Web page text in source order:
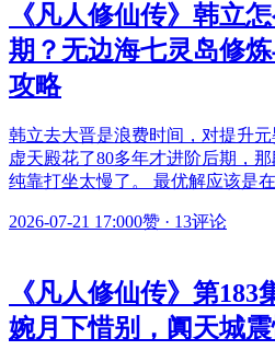
《凡人修仙传》韩立
期？无边海七灵岛修
攻略
韩立去大晋是浪费时间，对提升
虚天殿花了80多年才进阶后期，
纯靠打坐太慢了。 最优解应该是
2026-07-21 17:000赞 · 13评论
《凡人修仙传》第
婉月下惜别，阗天城